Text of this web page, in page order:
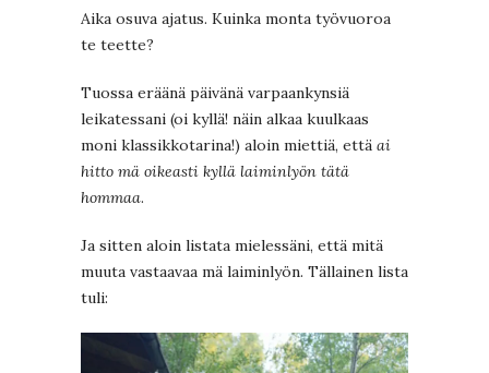
Aika osuva ajatus. Kuinka monta työvuoroa
te teette?
Tuossa eräänä päivänä varpaankynsiä
leikatessani (oi kyllä! näin alkaa kuulkaas
moni klassikkotarina!) aloin miettiä, että ai
hitto mä oikeasti kyllä laiminlyön tätä
hommaa.
Ja sitten aloin listata mielessäni, että mitä
muuta vastaavaa mä laiminlyön. Tällainen lista
tuli: